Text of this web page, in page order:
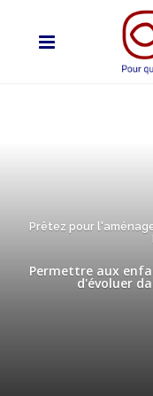
Prêtez pour
Permettre aux
d'évoluer